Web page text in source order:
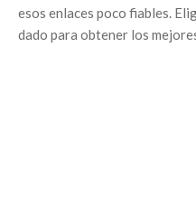
esos enlaces poco fiables.
dado para obtener los